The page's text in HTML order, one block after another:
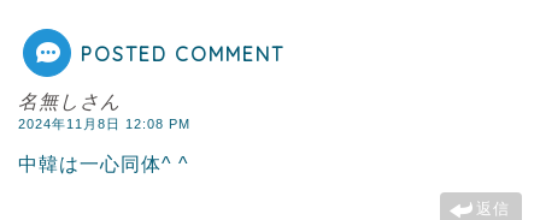
POSTED COMMENT
名無しさん
2024年11月8日 12:08 PM
中韓は一心同体^ ^
返信